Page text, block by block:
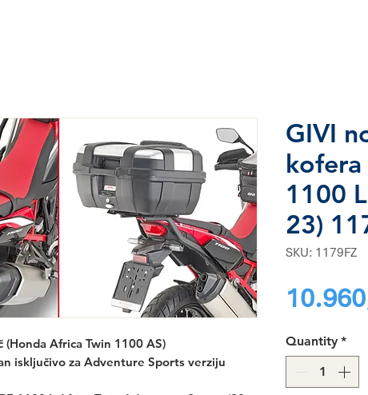
(Honda Africa Twin 1100 AS)
isključivo za Adventure Sports verziju
GIVI
kofera
1100
23)
SKU: 1179FZ
Quantity *